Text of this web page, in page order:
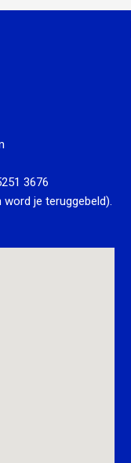
3676
word je teruggebeld).